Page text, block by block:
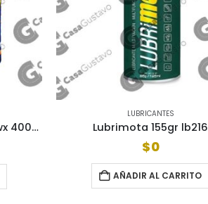
Lubricante en aerosol 05 zwx 400cc
LUBRICANTES
Lubrimota 155gr lb216
$0
AÑADIR AL CARRITO